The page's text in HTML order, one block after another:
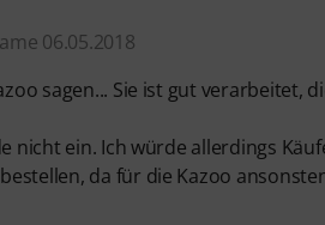
06.05.2018
sagen... Sie ist gut verarbeitet,
nicht ein. Ich würde allerdings
da für die Kazoo